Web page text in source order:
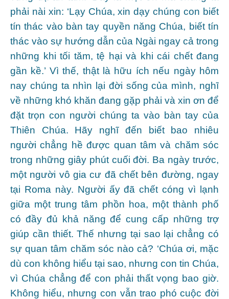
phải nài xin: ‘Lạy Chúa, xin dạy chúng con biết
tín thác vào bàn tay quyền năng Chúa, biết tín
thác vào sự hướng dẫn của Ngài ngay cả trong
những khi tối tăm, tệ hại và khi cái chết đang
gần kề.’ Vì thế, thật là hữu ích nếu ngày hôm
nay chúng ta nhìn lại đời sống của mình, nghĩ
về những khó khăn đang gặp phải và xin ơn để
đặt trọn con người chúng ta vào bàn tay của
Thiên Chúa. Hãy nghĩ đến biết bao nhiêu
người chẳng hề được quan tâm và chăm sóc
trong những giây phút cuối đời. Ba ngày trước,
một người vô gia cư đã chết bên đường, ngay
tại Roma này. Người ấy đã chết cóng vì lạnh
giữa một trung tâm phồn hoa, một thành phố
có đầy đủ khả năng để cung cấp những trợ
giúp cần thiết. Thế nhưng tại sao lại chẳng có
sự quan tâm chăm sóc nào cả? ‘Chúa ơi, mặc
dù con không hiểu tại sao, nhưng con tin Chúa,
vì Chúa chẳng để con phải thất vọng bao giờ.
Không hiểu, nhưng con vẫn trao phó cuộc đời